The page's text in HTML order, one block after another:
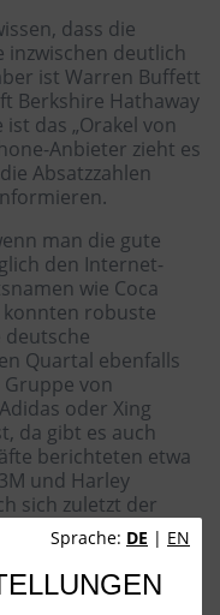
Sprache: DE | EN
dass die
inzwischen deutlich
ist Warren Buffett
Berkshire Hathaway
das „Orakel von
Anbieter zieht es
Absatzzahlen
man die gute
den Internet-
wie Coca
konnten robuste
deutsche
Quartal ebenfalls
von
oder Xing
da gibt es auch
berichteten etwa
und Harley
sich zuletzt der
Vertreter BASF,
keine Ausnahme.
Situation im
eine Rolle. Der